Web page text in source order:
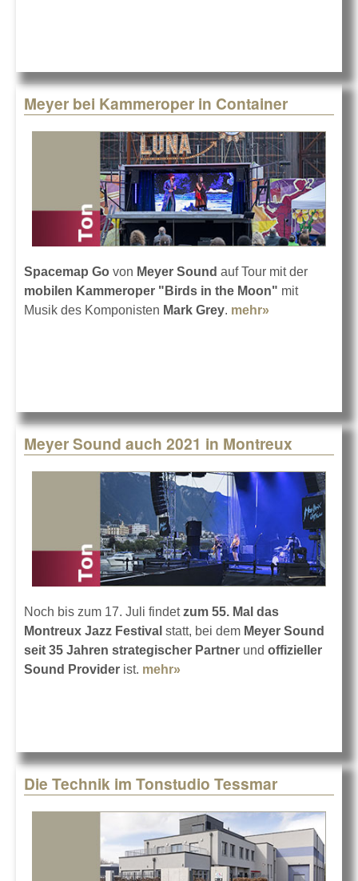
Meyer bei Kammeroper in Container
Spacemap Go von Meyer Sound auf Tour mit der
mobilen Kammeroper "Birds in the Moon" mit
Musik des Komponisten Mark Grey. mehr»
Meyer Sound auch 2021 in Montreux
Noch bis zum 17. Juli findetzum 55. Mal das
Montreux Jazz Festival statt, bei dem Meyer Sound
seit 35 Jahren strategischer Partner und offizieller
Sound Provider ist. mehr»
Die Technik im Tonstudio Tessmar